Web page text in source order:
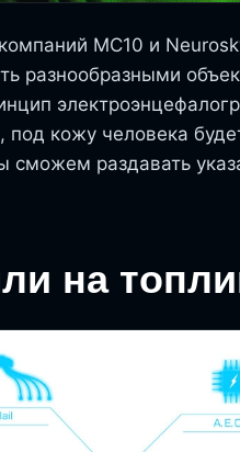
MC10 и
разнообразными
кожу человека
раздавать
на